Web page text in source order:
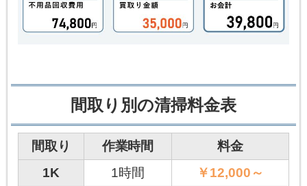
間取り別の清掃料金表
間取り 作業時間
料金
1K
1時間
￥12,000～